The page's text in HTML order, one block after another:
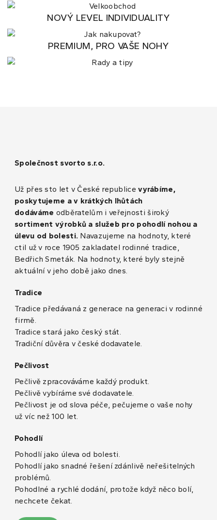
NOVÝ LEVEL INDIVIDUALITY
PREMIUM, PRO VAŠE NOHY
Společnost svorto s.r.o.
Už přes sto let v České republicevyrábíme,
poskytujeme a v krátkých lhůtách
dodáváme odběratelům i veřejnosti široký
sortiment výrobků a služeb pro pohodlí nohou a
úlevu od bolesti. Navazujeme na hodnoty, které
ctil už v roce 1905 zakladatel rodinné tradice,
Bedřich Smeták. Na hodnoty, které byly stejně
aktuální v jeho době jako dnes.
Tradice
Tradice předávaná z generace na generaci v rodinné
firmě.
Tradice stará jako český stát.
Tradiční důvěra v české dodavatele.
Pečlivost
Pečlivě zpracováváme každý produkt.
Pečlivě vybíráme své dodavatele.
Pečlivost je od slova péče, pečujeme o vaše nohy
už víc než 100 let.
Pohodlí
Pohodlí jako úleva od bolesti.
Pohodlí jako snadné řešení zdánlivě neřešitelných
problémů.
Pohodlné a rychlé dodání, protože když něco bolí,
nechcete čekat.